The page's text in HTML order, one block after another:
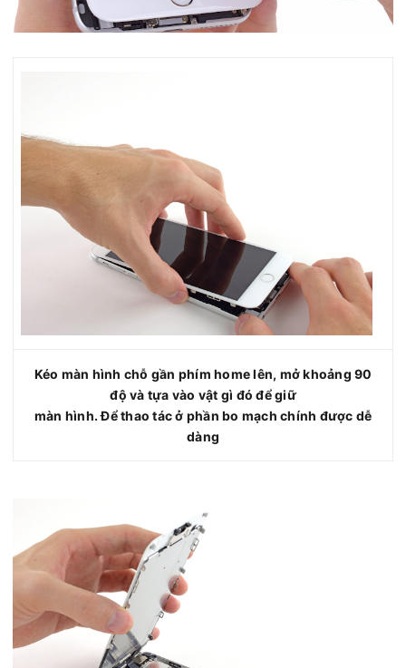
Kéo màn hình chỗ gần phím home lên, mở khoảng 90
độ và tựa vào vật gì đó để giữ
màn hình. Để thao tác ở phần bo mạch chính được dễ
dàng